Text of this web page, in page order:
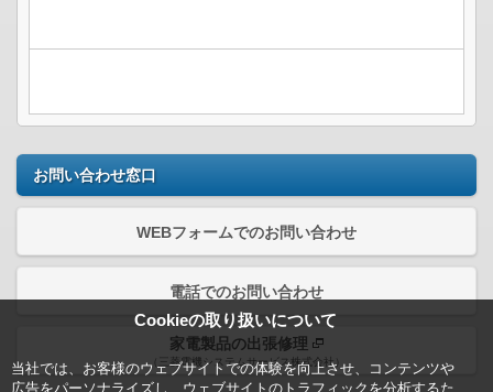
Cookieの取り扱いについて
当社では、お客様のウェブサイトでの体験を向上させ、コンテンツや
広告をパーソナライズし、ウェブサイトのトラフィックを分析するた
お問い合わせ窓口
WEBフォームでのお問い合わせ
電話でのお問い合わせ
家電製品の出張修理
（三菱電機システムサービス株式会社）